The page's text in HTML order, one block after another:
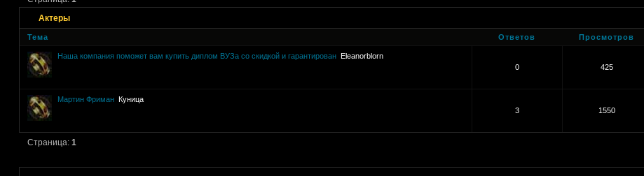
Актеры
Тема Ответов Просмотров
Наша компания поможет вам купить диплом ВУЗа со скидкой и гарантирован
Eleanorblorn
0
425
Мартин Фриман
Куница
3
1550
Страница: 1